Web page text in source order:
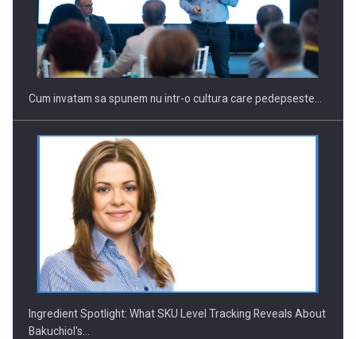
Cum invatam sa spunem nu intr-o cultura care pedepseste…
Ingredient Spotlight: What SKU Level Tracking Reveals About
Bakuchiol's…